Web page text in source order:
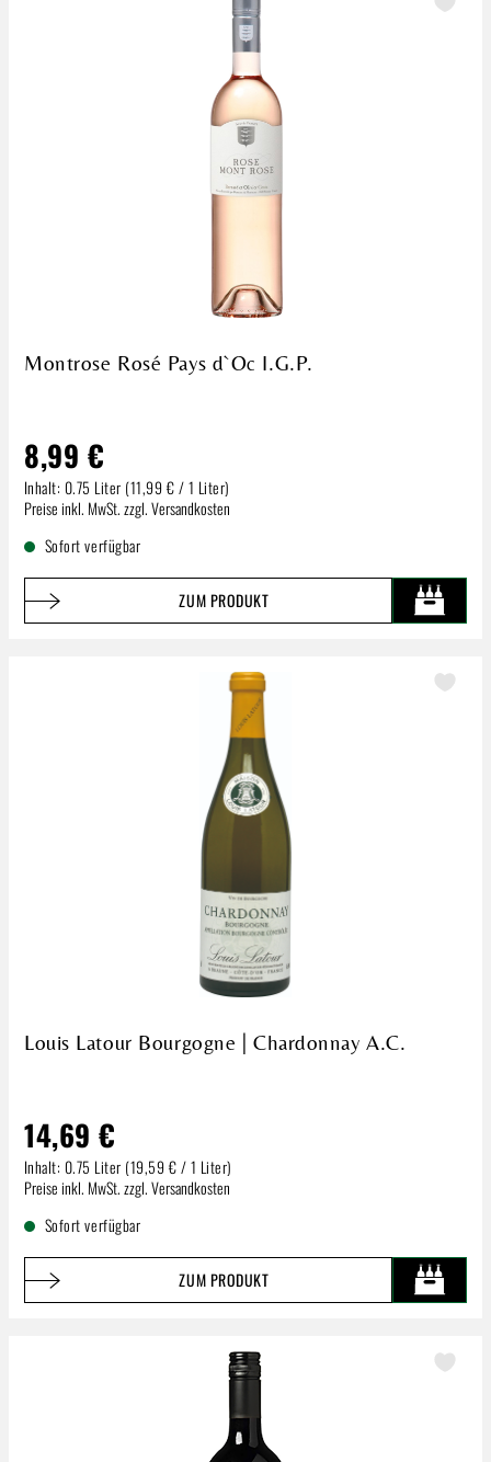
Montrose Rosé Pays d`Oc I.G.P.
8,99 €
Inhalt: 0.75 Liter (11,99 € / 1 Liter)
Regulärer Preis:
Preise inkl. MwSt. zzgl. Versandkosten
Sofort verfügbar
ZUM PRODUKT
Louis Latour Bourgogne | Chardonnay A.C.
14,69 €
Inhalt: 0.75 Liter (19,59 € / 1 Liter)
Regulärer Preis:
Preise inkl. MwSt. zzgl. Versandkosten
Sofort verfügbar
ZUM PRODUKT